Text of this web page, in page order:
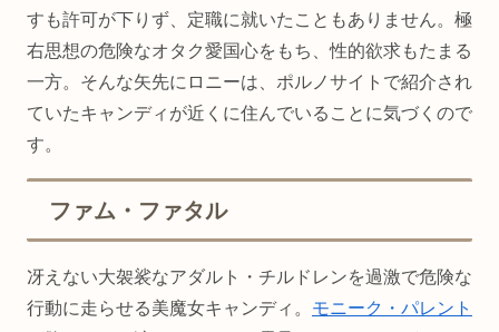
すも許可が下りず、定職に就いたこともありません。極
右思想の危険なオタク愛国心をもち、性的欲求もたまる
一方。そんな矢先にロニーは、ポルノサイトで紹介され
ていたキャンディが近くに住んでいることに気づくので
す。
ファム・ファタル
冴えない大袈裟なアダルト・チルドレンを過激で危険な
行動に走らせる美魔女キャンディ。 モニーク・パレント